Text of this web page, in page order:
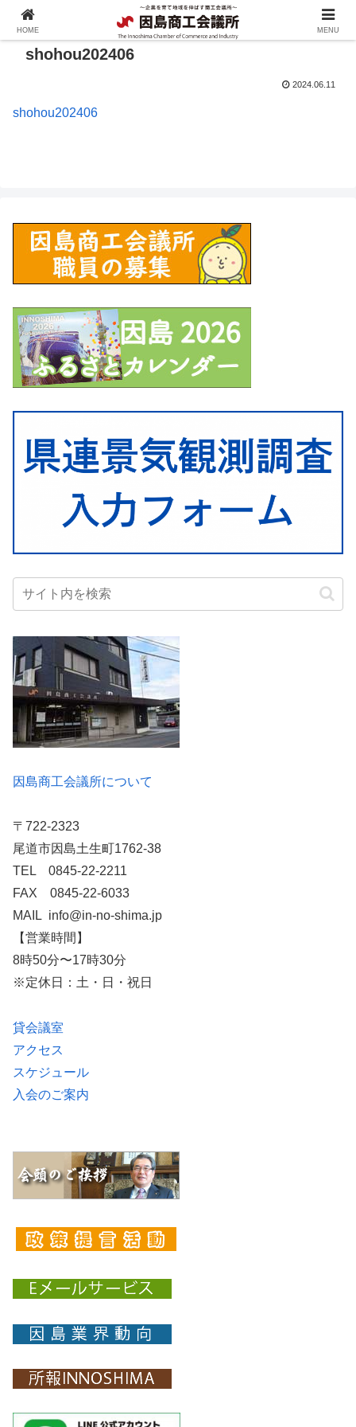
shohou202406
2024.06.11
shohou202406
因島商工会議所について
〒722-2323
尾道市因島土生町1762-38
TEL 0845-22-2211
FAX 0845-22-6033
MAIL info@in-no-shima.jp
【営業時間】
8時50分〜17時30分
※定休日：土・日・祝日
貸会議室
アクセス
スケジュール
入会のご案内
HOME MENU